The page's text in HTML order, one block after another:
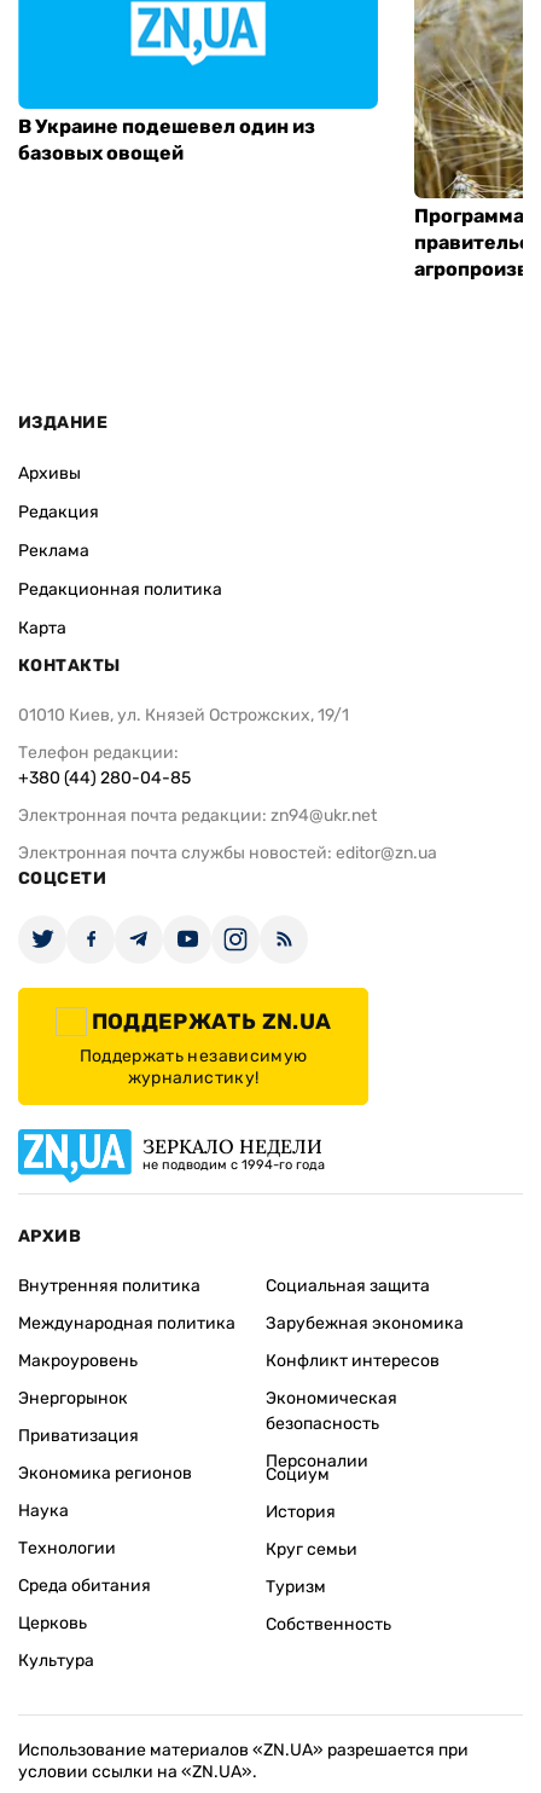
В Украине подешевел один из
базовых овощей
Программа
ИЗДАНИЕ
Архивы
Редакция
Реклама
Редакционная политика
Карта
КОНТАКТЫ
01010 Киев, ул. Князей Острожских, 19/1
Телефон редакции:
+380 (44) 280-04-85
Электронная почта редакции: zn94@ukr.net
Электронная почта службы новостей: editor@zn.ua
СОЦСЕТИ
ПОДДЕРЖАТЬ ZN.UA
Поддержать независимую
журналистику!
ЗЕРКАЛО НЕДЕЛИ
не подводим с 1994-го года
АРХИВ
Внутренняя политика
Международная политика
Макроуровень
Энергорынок
Приватизация
Экономика регионов
Социальная защита
Зарубежная экономика
Конфликт интересов
Экономическая
безопасность
Персоналии
Наука
Технологии
Среда обитания
Церковь
Культура
Социум
История
Круг семьи
Туризм
Собственность
Использование материалов «ZN.UA» разрешается при
условии ссылки на «ZN.UA».